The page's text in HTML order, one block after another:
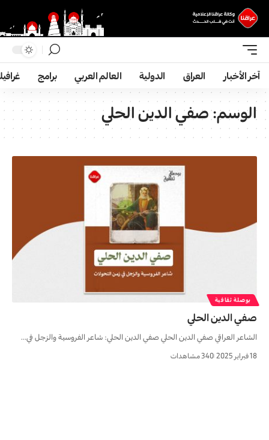
آخر الأخبار العراق الدولية العالم العربي برامج
الوسم:صفي الدين الحلي
بوصلة ثقافية
صفي الدين الحلي
الشاعر العراقي صفي الدين الحلي صفي الدين الحلي: شاعر الفروسية والزجل في…
18 فبراير 2025 340 مشاهدات